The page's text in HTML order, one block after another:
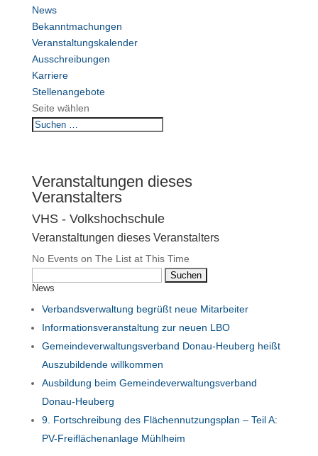
News
Bekanntmachungen
Veranstaltungskalender
Ausschreibungen
Karriere
Stellenangebote
Seite wählen
Veranstaltungen dieses
Veranstalters
VHS - Volkshochschule
Veranstaltungen dieses Veranstalters
No Events on The List at This Time
nach:
News
Verbandsverwaltung begrüßt neue Mitarbeiter
Informationsveranstaltung zur neuen LBO
Gemeindeverwaltungsverband Donau-Heuberg heißt
Auszubildende willkommen
Ausbildung beim Gemeindeverwaltungsverband
Donau-Heuberg
9. Fortschreibung des Flächennutzungsplan – Teil A:
PV-Freiflächenanlage Mühlheim